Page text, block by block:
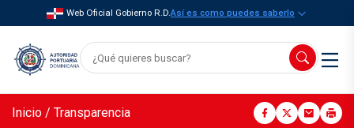
Web Oficial Gobierno R.D.Así es como puedes saberlo
Inicio / Transparencia